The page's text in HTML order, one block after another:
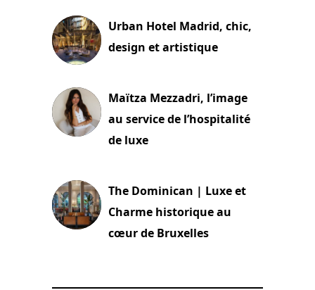
Urban Hotel Madrid, chic,
design et artistique
Maïtza Mezzadri, l’image
au service de l’hospitalité
de luxe
The Dominican | Luxe et
Charme historique au
cœur de Bruxelles